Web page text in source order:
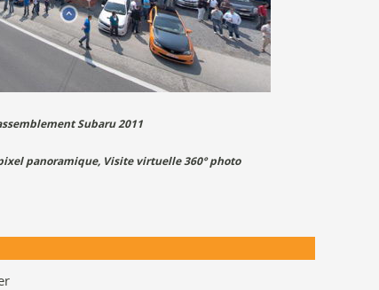
Subaru 2011
panoramique, Visite virtuelle 360° photo